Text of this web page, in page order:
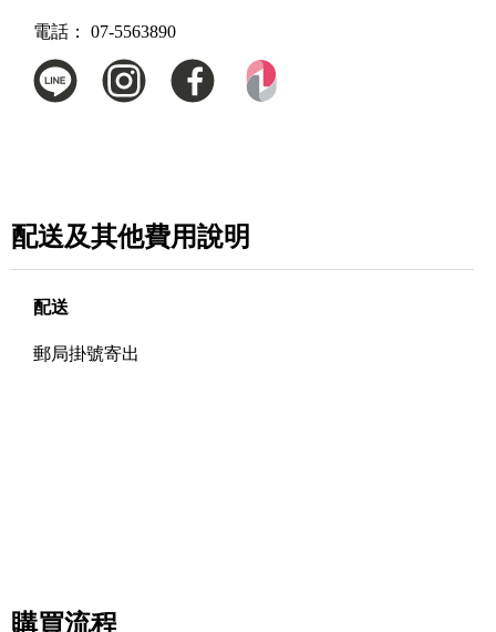
電話： 07-5563890
配送及其他費用說明
配送
郵局掛號寄出
購買流程